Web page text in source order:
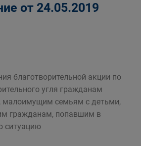
от 24.05.2019
благотворительной акции по
угля гражданам
малоимущим семьям с детьми,
гражданам, попавшим в
ситуацию